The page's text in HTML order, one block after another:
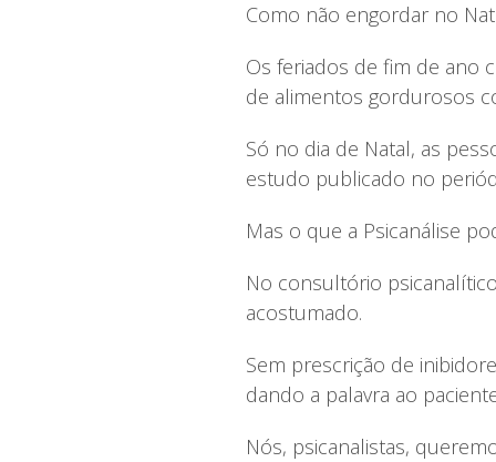
Como não engordar no
Os feriados de fim de ano
de alimentos gordurosos
Só no dia de Natal, as
estudo publicado no
Mas o que a Psicanálise
No consultório
acostumado.
Sem prescrição de
dando a palavra ao
Nós, psicanalistas,